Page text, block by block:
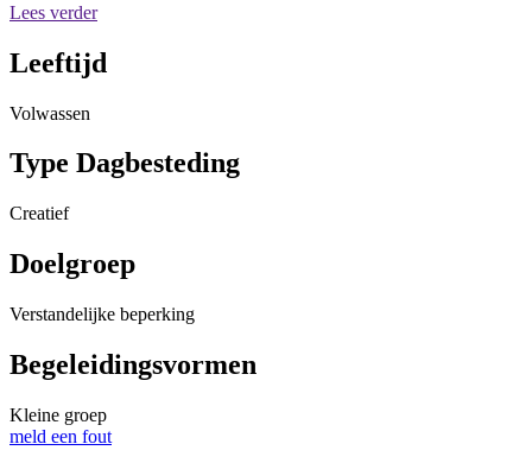
Lees verder
Leeftijd
Volwassen
Type Dagbesteding
Creatief
Doelgroep
Verstandelijke beperking
Begeleidingsvormen
Kleine groep
meld een fout